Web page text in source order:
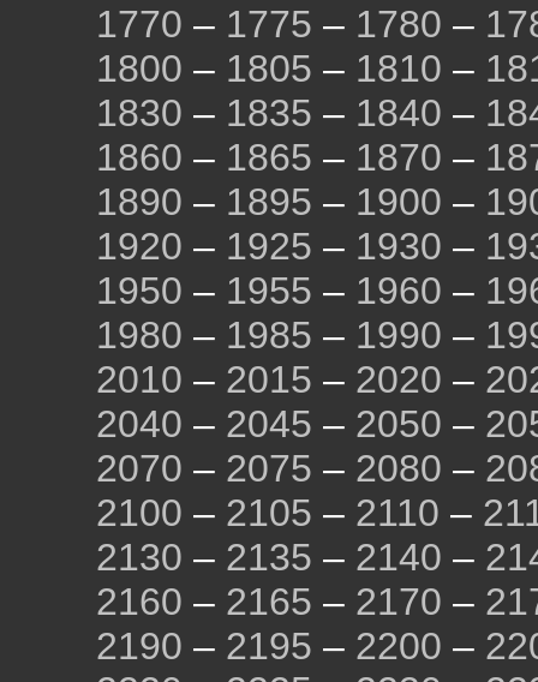
1770 – 1775 – 1780 –
1800 – 1805 – 1810 –
1830 – 1835 – 1840 –
1860 – 1865 – 1870 –
1890 – 1895 – 1900 –
1920 – 1925 – 1930 –
1950 – 1955 – 1960 –
1980 – 1985 – 1990 –
2010 – 2015 – 2020 –
2040 – 2045 – 2050 –
2070 – 2075 – 2080 –
2100 – 2105 – 2110 –
2130 – 2135 – 2140 –
2160 – 2165 – 2170 –
2190 – 2195 – 2200 –